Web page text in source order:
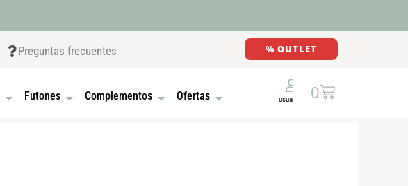
Preguntas frecuentes % OUTLET
OPEN SOFÁS CAMA DE MADERA
Futones OPEN FUTONES
Complementos OPEN COMPLEMENTOS
Ofertas 0
Cart